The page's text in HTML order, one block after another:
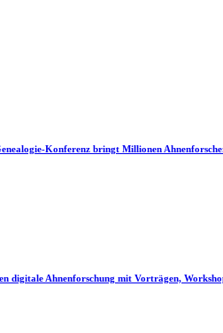
Konferenz bringt Millionen
digitale Ahnenforschung mit Vorträgen,